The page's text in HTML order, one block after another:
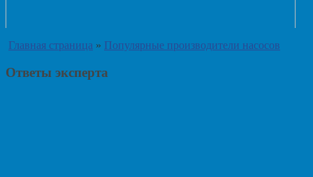
Главная страница » Популярные производители насосов
Ответы эксперта